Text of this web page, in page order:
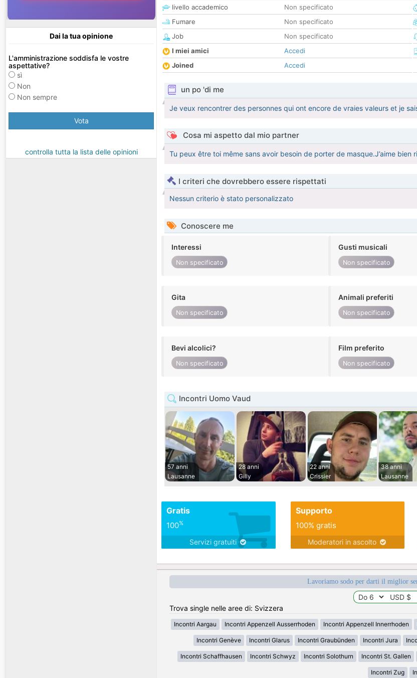
Dai la tua opinione
L'amministrazione soddisfa le vostre
aspettative?
sì
Non
Non sempre
Vota
controlla tutta la lista delle opinioni
livello accademico
Non specificato
Fumare
Non specificato
Job
Non specificato
I miei amici
Accedi
Joined
Accedi
un po 'di me
Je veux rencontrer des personnes qui ont encore de vraies valeurs et je
Cosa mi aspetto dal mio partner
Tu peux être toi même sans avoir besoin de porter de masque.J’aime bien
I criteri che dovrebbero essere rispettati
Nessun criterio è stato personalizzato
Conoscere me
Interessi
Non specificato
Gusti musicali
Non specificato
Gita
Non specificato
Animali preferiti
Non specificato
Bevi alcolici?
Non specificato
Film preferito
Non specificato
Incontri Uomo Vaud
57 anni
Lausanne
28 anni
Gilly
22 anni
Crissier
38 anni
Lausanne
Gratis
100%
Servizi gratuiti
Supporto
100% gratis
Moderatori in ascolto
Lavoriamo sodo per darti il miglior
Trova single nelle aree di: Svizzera
Incontri Aargau Incontri Appenzell Ausserrhoden Incontri Appenzell Innerrhoden
Incontri Genève Incontri Glarus Incontri Graubünden Incontri Jura
Incontri Schaffhausen Incontri Schwyz Incontri Solothurn Incontri St. Gallen
Incontri Zug